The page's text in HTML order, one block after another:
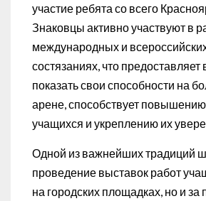
участие ребята со всего
Знаковцы активно участвуют в
международных и
состязаниях, что
показать свои способности на
арене, способствует
учащихся и укреплению их
Одной из важнейших традиций
проведение выставок работ
на городских площадках, но и за